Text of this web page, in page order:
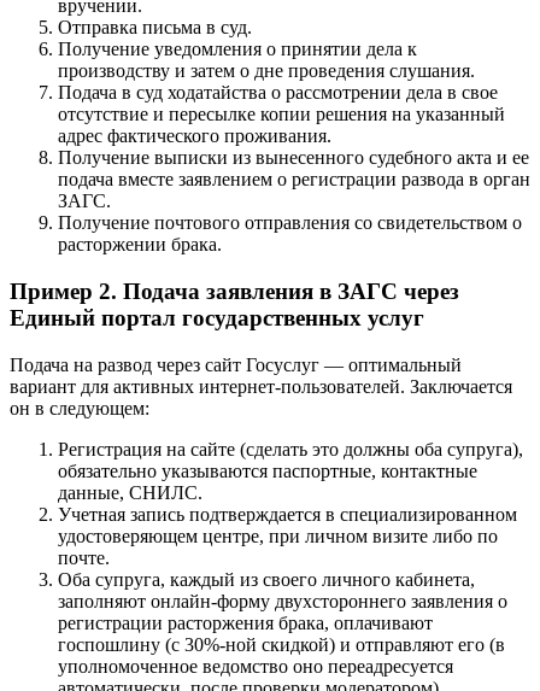
вручении.
Отправка письма в суд.
Получение уведомления о принятии дела к
производству и затем о дне проведения слушания.
Подача в суд ходатайства о рассмотрении дела в свое
отсутствие и пересылке копии решения на указанный
адрес фактического проживания.
Получение выписки из вынесенного судебного акта и ее
подача вместе заявлением о регистрации развода в орган
ЗАГС.
Получение почтового отправления со свидетельством о
расторжении брака.
Пример 2. Подача заявления в ЗАГС через
Единый портал государственных услуг
Подача на развод через сайт Госуслуг — оптимальный
вариант для активных интернет-пользователей. Заключается
он в следующем:
Регистрация на сайте (сделать это должны оба супруга),
обязательно указываются паспортные, контактные
данные, СНИЛС.
Учетная запись подтверждается в специализированном
удостоверяющем центре, при личном визите либо по
почте.
Оба супруга, каждый из своего личного кабинета,
заполняют онлайн-форму двухстороннего заявления о
регистрации расторжения брака, оплачивают
госпошлину (с 30%-ной скидкой) и отправляют его (в
уполномоченное ведомство оно переадресуется